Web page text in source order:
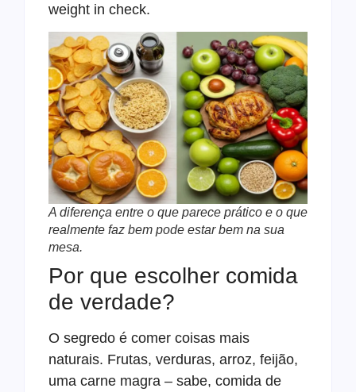
weight in check.
A diferença entre o que parece prático e o que
realmente faz bem pode estar bem na sua
mesa.
Por que escolher comida
de verdade?
O segredo é comer coisas mais
naturais. Frutas, verduras, arroz, feijão,
uma carne magra – sabe, comida de